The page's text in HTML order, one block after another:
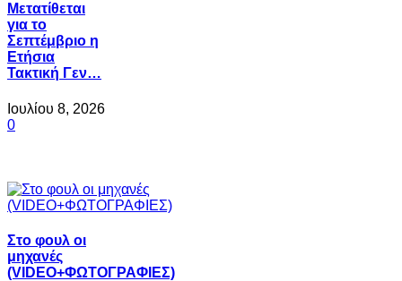
Μετατίθεται
για το
Σεπτέμβριο η
Ετήσια
Τακτική Γεν…
Ιουλίου 8, 2026
0
Στο φουλ οι
μηχανές
(VIDEO+ΦΩΤΟΓΡΑΦΙΕΣ)